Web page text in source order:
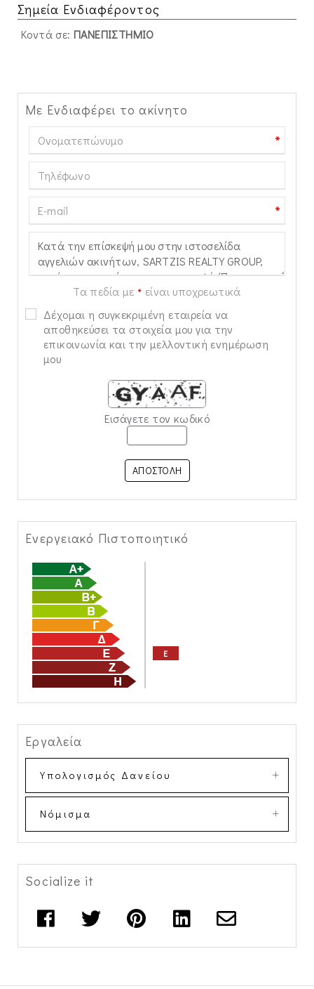
Σημεία Ενδιαφέροντος
Κοντά σε: ΠΑΝΕΠΙΣΤΗΜΙΟ
Με Ενδιαφέρει το ακίνητο
*
*
Τα πεδία με * είναι υποχρεωτικά
Δέχομαι η συγκεκριμένη εταιρεία να
αποθηκεύσει τα στοιχεία μου για την
επικοινωνία και την μελλοντική ενημέρωση
μου
Εισάγετε τον κωδικό
ΑΠΟΣΤΟΛΗ
Ενεργειακό Πιστοποιητικό
E
Εργαλεία
Υπολογισμός Δανείου
Νόμισμα
Socialize it